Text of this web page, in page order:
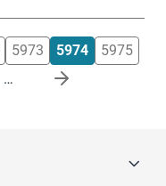
5973 5974
5975
…